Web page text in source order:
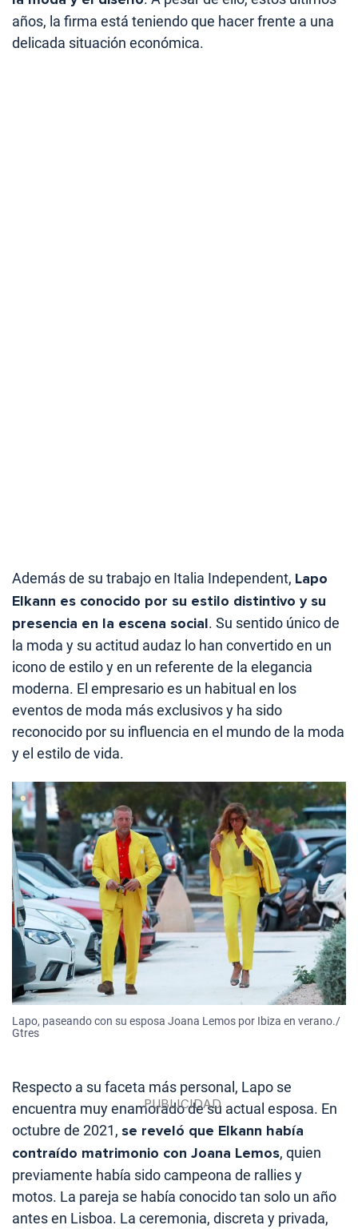
años, la firma está teniendo que hacer frente a una
delicada situación económica.
Además de su trabajo en Italia Independent, Lapo
Elkann es conocido por su estilo distintivo y su
presencia en la escena social. Su sentido único de
la moda y su actitud audaz lo han convertido en un
icono de estilo y en un referente de la elegancia
moderna. El empresario es un habitual en los
eventos de moda más exclusivos y ha sido
reconocido por su influencia en el mundo de la moda
y el estilo de vida.
Lapo, paseando con su esposa Joana Lemos por Ibiza en verano./
Gtres
Respecto a su faceta más personal, Lapo se
encuentra muy enamorado de su actual esposa. En
octubre de 2021, se reveló que Elkann había
contraído matrimonio con Joana Lemos, quien
previamente había sido campeona de rallies y
motos. La pareja se había conocido tan solo un año
antes en Lisboa. La ceremonia, discreta y privada,